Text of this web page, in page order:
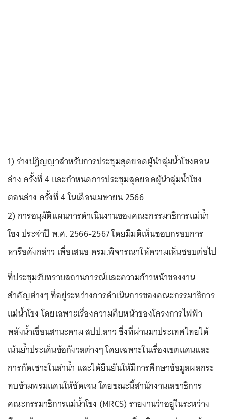
1) ร่างปฏิญญาสำหรับการประชุมสุดยอดผู้นำลุ่มน้ำโขงตอน
ล่าง ครั้งที่ 4 และกำหนดการประชุมสุดยอดผู้นำลุ่มน้ำโขง
ตอนล่าง ครั้งที่ 4 ในเดือนเมษายน 2566
2) การอนุมัติแผนการดำเนินงานของคณะกรรมาธิการแม่น้ำ
โขง ประจำปี พ.ศ. 2566-2567 โดยมีมติเห็นชอบกรอบการ
หารือดังกล่าว เพื่อเสนอ ครม.พิจารณาให้ความเห็นชอบต่อไป
ที่ประชุมรับทราบสถานการณ์และความก้าวหน้าของงาน
สำคัญต่างๆ ที่อยู่ระหว่างการดําเนินการของคณะกรรมาธิการ
แม่น้ำโขง โดยเฉพาะเรื่องความคืบหน้าของโครงการไฟฟ้า
พลังน้ำเขื่อนสานะคาม สปป.ลาว ซึ่งที่ผ่านมาประเทศไทยได้
เน้นย้ำประเด็นข้อกังวลต่างๆ โดยเฉพาะในเรื่องเขตแดนและ
การกัดเซาะในลำน้ำ และได้ยืนยันให้มีการศึกษาข้อมูลผลกระ
ทบข้ามพรมแดนให้ชัดเจน โดยขณะนี้สำนักงานเลขาธิการ
คณะกรรมาธิการแม่น้ำโขง (MRCS) รายงานว่าอยู่ในระหว่าง